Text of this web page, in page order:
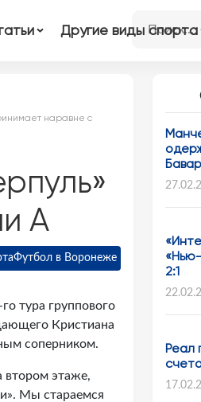
Другие виды спорта
наравне с
А
Футбол в Воронеже
тура группового
Кристиана
соперником.
втором этаже,
Мы стараемся
2:1
Реал